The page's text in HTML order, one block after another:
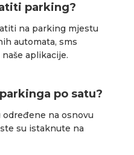
parking?
na parking mjestu
automata, sms
aplikacije.
po satu?
na osnovu
su istaknute na